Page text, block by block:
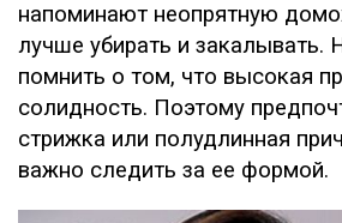
напоминают неопрятную
лучше убирать и закалывать.
помнить о том, что высокая
солидность. Поэтому
стрижка или полудлинная
важно следить за ее формой.